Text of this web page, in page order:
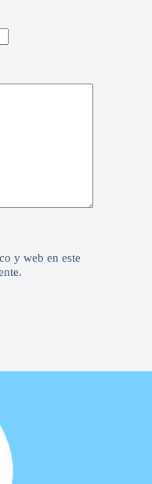
y web en este